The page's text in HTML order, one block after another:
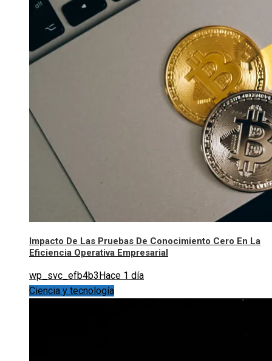
Impacto De Las Pruebas De Conocimiento Cero En La
Eficiencia Operativa Empresarial
wp_svc_efb4b3Hace 1 día
Ciencia y tecnología